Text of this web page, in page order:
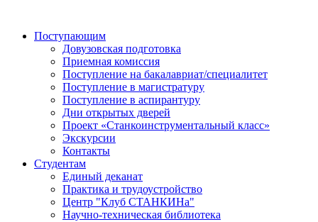
Поступающим
Довузовская подготовка
Приемная комиссия
Поступление на бакалавриат/специалитет
Поступление в магистратуру
Поступление в аспирантуру
Дни открытых дверей
Проект «Станкоинструментальный класс»
Экскурсии
Контакты
Студентам
Единый деканат
Практика и трудоустройство
Центр "Клуб СТАНКИНа"
Научно-техническая библиотека